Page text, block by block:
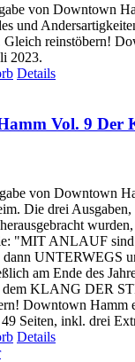
von Downtown
und
Gleich reinstöbern!
2023.
Details
Vol. 9 Der
von Downtown
Die drei Ausgaben,
"MIT ANLAUF sind
dann UNTERWEGS
am Ende des
dem KLANG DER
Downtown Hamm
Seiten, inkl. drei
Details